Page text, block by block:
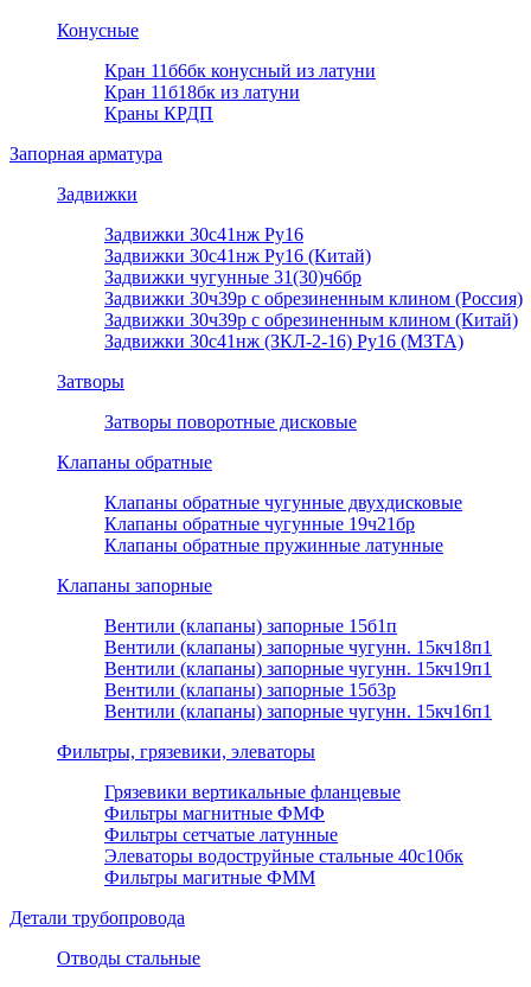
Конусные
Кран 11б6бк конусный из латуни
Кран 11б18бк из латуни
Краны КРДП
Запорная арматура
Задвижки
Задвижки 30с41нж Ру16
Задвижки 30с41нж Ру16 (Китай)
Задвижки чугунные 31(30)ч6бр
Задвижки 30ч39р с обрезиненным клином (Россия)
Задвижки 30ч39р с обрезиненным клином (Китай)
Задвижки 30с41нж (ЗКЛ-2-16) Ру16 (МЗТА)
Затворы
Затворы поворотные дисковые
Клапаны обратные
Клапаны обратные чугунные двухдисковые
Клапаны обратные чугунные 19ч21бр
Клапаны обратные пружинные латунные
Клапаны запорные
Вентили (клапаны) запорные 15б1п
Вентили (клапаны) запорные чугунн. 15кч18п1
Вентили (клапаны) запорные чугунн. 15кч19п1
Вентили (клапаны) запорные 15б3р
Вентили (клапаны) запорные чугунн. 15кч16п1
Фильтры, грязевики, элеваторы
Грязевики вертикальные фланцевые
Фильтры магнитные ФМФ
Фильтры сетчатые латунные
Элеваторы водоструйные стальные 40с10бк
Фильтры магитные ФММ
Детали трубопровода
Отводы стальные